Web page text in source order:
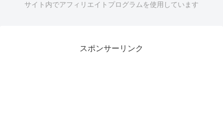
サイト内でアフィリエイトプログラムを使用しています
スポンサーリンク